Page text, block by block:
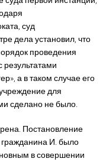
суд
дела установил, что
проведения
результатами
а в таком случае его
для
сделано не было.
Постановление
гражданина И. было
в совершении